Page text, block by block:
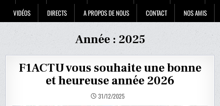
VIDÉOS
DIRECTS A PROPOS DE NOUS CONTACT NOS AMIS
Année : 2025
F1ACTU vous souhaite une bonne
et heureuse année 2026
31/12/2025